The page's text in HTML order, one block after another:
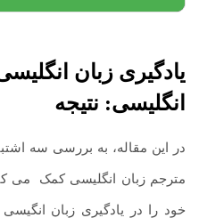
یادگیری زبان
انگلیسی: نتیجه
در این مقاله، به بررسی سه
مترجم زبان انگلیسی کمک می
خود را در یادگیری زبان